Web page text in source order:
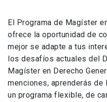
El Programa de Magíster
ofrece la oportunidad de
mejor se adapte a tus
los desafíos actuales del
Magíster en Derecho
menciones, aprenderás
un programa flexible, de